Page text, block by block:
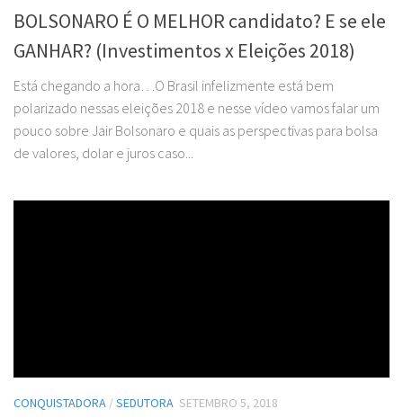
BOLSONARO É O MELHOR candidato? E se ele
GANHAR? (Investimentos x Eleições 2018)
Está chegando a hora…O Brasil infelizmente está bem
polarizado nessas eleições 2018 e nesse vídeo vamos falar um
pouco sobre Jair Bolsonaro e quais as perspectivas para bolsa
de valores, dolar e juros caso...
CONQUISTADORA /SEDUTORA SETEMBRO 5, 2018